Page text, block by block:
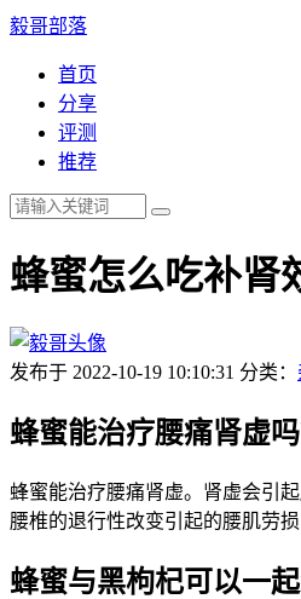
毅哥部落
首页
分享
评测
推荐
蜂蜜怎么吃补肾
发布于 2022-10-19 10:10:31 分类：
蜂蜜能治疗腰痛肾虚吗
蜂蜜能治疗腰痛肾虚。肾虚会引
腰椎的退行性改变引起的腰肌劳
蜂蜜与黑枸杞可以一